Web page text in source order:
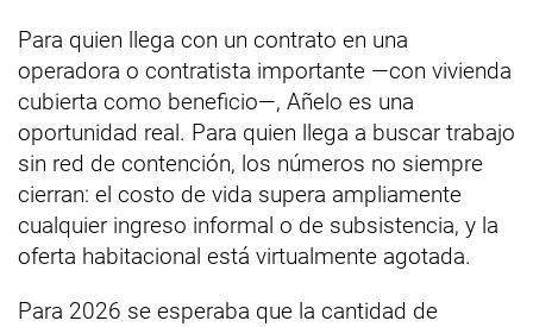
Para quien llega con un contrato en una
operadora o contratista importante —con vivienda
cubierta como beneficio—, Añelo es una
oportunidad real. Para quien llega a buscar trabajo
sin red de contención, los números no siempre
cierran: el costo de vida supera ampliamente
cualquier ingreso informal o de subsistencia, y la
oferta habitacional está virtualmente agotada.
Para 2026 se esperaba que la cantidad de